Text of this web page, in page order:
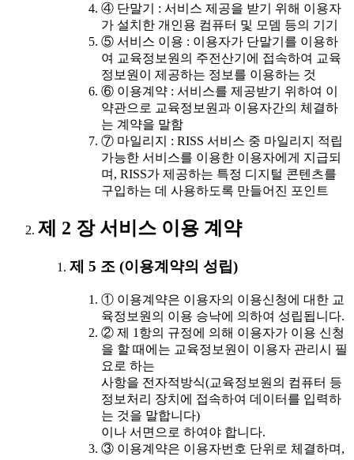
④ 단말기 : 서비스 제공을 받기 위해 이용자
가 설치한 개인용 컴퓨터 및 모뎀 등의 기기
⑤ 서비스 이용 : 이용자가 단말기를 이용하
여 교육정보원의 주전산기에 접속하여 교육
정보원이 제공하는 정보를 이용하는 것
⑥ 이용계약 : 서비스를 제공받기 위하여 이
약관으로 교육정보원과 이용자간의 체결하
는 계약을 말함
⑦ 마일리지 : RISS 서비스 중 마일리지 적립
가능한 서비스를 이용한 이용자에게 지급되
며, RISS가 제공하는 특정 디지털 콘텐츠를
구입하는 데 사용하도록 만들어진 포인트
제 2 장 서비스 이용 계약
제 5 조 (이용계약의 성립)
① 이용계약은 이용자의 이용신청에 대한 교
육정보원의 이용 승낙에 의하여 성립됩니다.
② 제 1항의 규정에 의해 이용자가 이용 신청
을 할 때에는 교육정보원이 이용자 관리시 필
요로 하는
사항을 전자적방식(교육정보원의 컴퓨터 등
정보처리 장치에 접속하여 데이터를 입력하
는 것을 말합니다)
이나 서면으로 하여야 합니다.
③ 이용계약은 이용자번호 단위로 체결하며,